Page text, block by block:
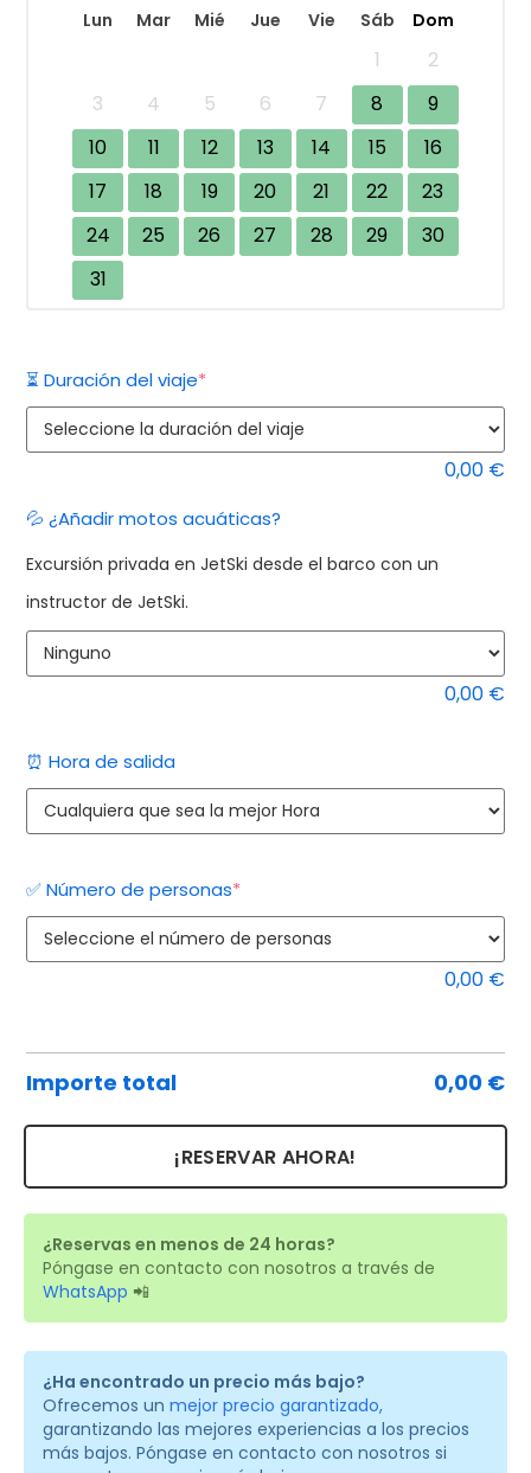
Lun Mar Mié Jue Vie Sáb Dom
1
2
3
4 5 6 7 8
9
10
11 12 13 14 15
16
17
18 19 20 21 22
23
24
25 26 27 28 29
30
31
⏳ Duración del viaje*
0,00 €
💦 ¿Añadir motos acuáticas?
Excursión privada en JetSki desde el barco con un
instructor de JetSki.
0,00 €
⏰ Hora de salida
✅ Número de personas*
0,00 €
Importe total 0,00 €
¡RESERVAR AHORA!
Alternativa:
¿Reservas en menos de 24 horas?
Póngase en contacto con nosotros a través de
WhatsApp 📲
¿Ha encontrado un precio más bajo?
Ofrecemos un mejor precio garantizado,
garantizando las mejores experiencias a los precios
más bajos. Póngase en contacto con nosotros si